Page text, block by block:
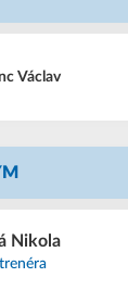
Nikola
Václav